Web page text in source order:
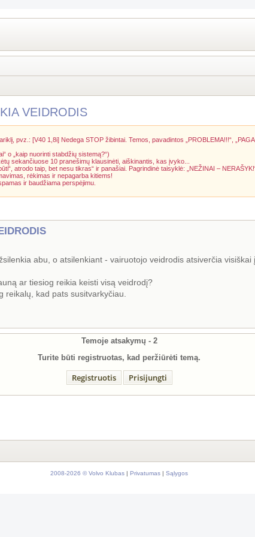
VEIDRODIS
pvz.: [V40 1,8i] Nedega STOP žibintai. Temos, pavadintos „PROBLEMA!!!“,
o „kaip nuorinti stabdžių sistemą?“)
sekančiuose 10 pranešimų klausinėti, aiškinantis, kas įvyko...
atrodo taip, bet nesu tikras“ ir panašiai. Pagrindinė taisyklė: „NEŽINAI –
rėkimas ir nepagarba kitiems!
ir baudžiama perspėjimu.
abu, o atsilenkiant - vairuotojo veidrodis atsiverčia visiškai
ar tiesiog reikia keisti visą veidrodį?
kad pats susitvarkyčiau.
Temoje atsakymų - 2
Turite būti registruotas, kad peržiūrėti temą.
Registruotis Prisijungti
2008-2026 © Volvo Klubas | Privatumas | Sąlygos